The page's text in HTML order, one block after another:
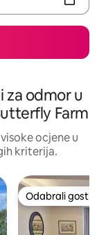
za odmor u
Farm
ocjene u
kriterija.
Odabrali gosti
Odabrali gosti